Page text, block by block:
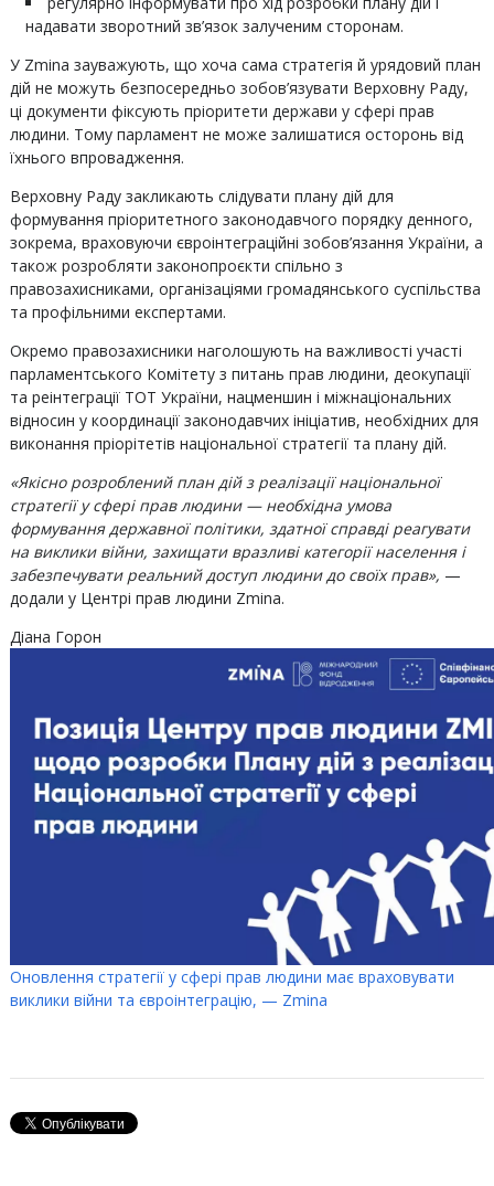
надавати зворотний зв’язок залученим сторонам.
У Zmina зауважують, що хоча сама стратегія й урядовий план
дій не можуть безпосередньо зобов’язувати Верховну Раду,
ці документи фіксують пріоритети держави у сфері прав
людини. Тому парламент не може залишатися осторонь від
їхнього впровадження.
Верховну Раду закликають слідувати плану дій для
формування пріоритетного законодавчого порядку денного,
зокрема, враховуючи євроінтеграційні зобов’язання України, а
також розробляти законопроєкти спільно з
правозахисниками, організаціями громадянського суспільства
та профільними експертами.
Окремо правозахисники наголошують на важливості участі
парламентського Комітету з питань прав людини, деокупації
та реінтеграції ТОТ України, нацменшин і міжнаціональних
відносин у координації законодавчих ініціатив, необхідних для
виконання пріорітетів національної стратегії та плану дій.
«Якісно розроблений план дій з реалізації національної
стратегії у сфері прав людини — необхідна умова
формування державної політики, здатної справді реагувати
на виклики війни, захищати вразливі категорії населення і
забезпечувати реальний доступ людини до своїх прав», —
додали у Центрі прав людини Zmina.
Діана Горон
Оновлення стратегії у сфері прав людини має враховувати
виклики війни та євроінтеграцію, — Zmina